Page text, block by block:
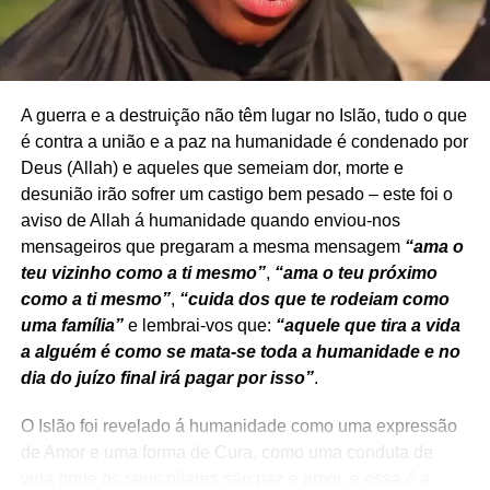
segurança:
Os governos devem dar prioridade ao reforço das
Tal inclui a melhoria das capacidades de recolha de
informações, o aumento da segurança nas fronteiras, o
reforço das tecnologias de vigilância e a aplicação de leis
eficazes em matéria de luta contra o terrorismo. A
cooperação entre os serviços responsáveis pela
aplicação da lei a nível nacional e internacional é crucial
para identificar e deter terroristas antes de estes poderem
levar a cabo os seus planos.
3- Combater as causas profundas:
essencial abordar os fatores subjacentes que contribuem
A guerra e a destruição não têm lugar no Islão, tudo o que
é contra a união e a paz na humanidade é condenado por
Deus (Allah) e aqueles que semeiam dor, morte e
desunião irão sofrer um castigo bem pesado – este foi o
aviso de Allah á humanidade quando enviou-nos
mensageiros que pregaram a mesma mensagem “ama o
teu vizinho como a ti mesmo”, “ama o teu próximo
como a ti mesmo”, “cuida dos que te rodeiam como
uma família”e lembrai-vos que: “aquele que tira a vida
a alguém é como se mata-se toda a humanidade e no
dia do juízo final irá pagar por isso”.
O Islão foi revelado á humanidade como uma expressão
de Amor e uma forma de Cura, como uma conduta de